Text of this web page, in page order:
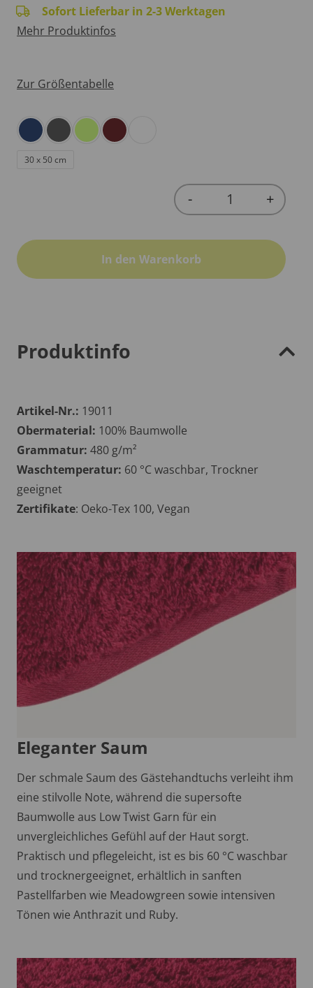
Sofort Lieferbar in 2-3 Werktagen
Mehr Produktinfos
Zur Größentabelle
30 x 50 cm
Quantity
- +
In den Warenkorb
Produktinfo
Artikel-Nr.: 19011
Obermaterial: 100% Baumwolle
Grammatur: 480 g/m²
Waschtemperatur: 60 °C waschbar, Trockner
geeignet
Zertifikate: Oeko-Tex 100, Vegan
Eleganter Saum
Der schmale Saum des Gästehandtuchs verleiht ihm
eine stilvolle Note, während die supersofte
Baumwolle aus Low Twist Garn für ein
unvergleichliches Gefühl auf der Haut sorgt.
Praktisch und pflegeleicht, ist es bis 60 °C waschbar
und trocknergeeignet, erhältlich in sanften
Pastellfarben wie Meadowgreen sowie intensiven
Tönen wie Anthrazit und Ruby.